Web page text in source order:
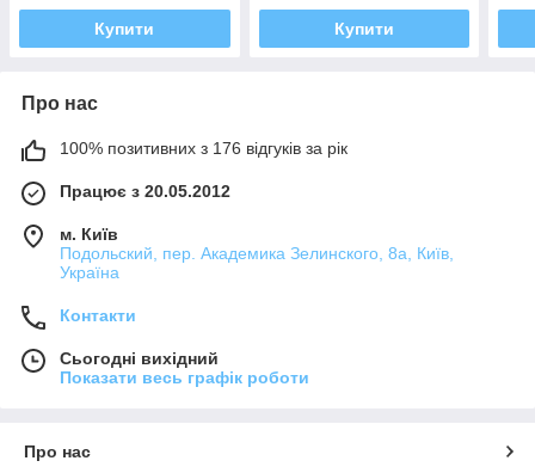
Купити Купити
Про нас
100% позитивних з 176 відгуків за рік
Працює з 20.05.2012
м. Київ
Подольский, пер. Академика Зелинского, 8а, Київ,
Україна
Контакти
Сьогодні вихідний
Показати весь графік роботи
Про нас